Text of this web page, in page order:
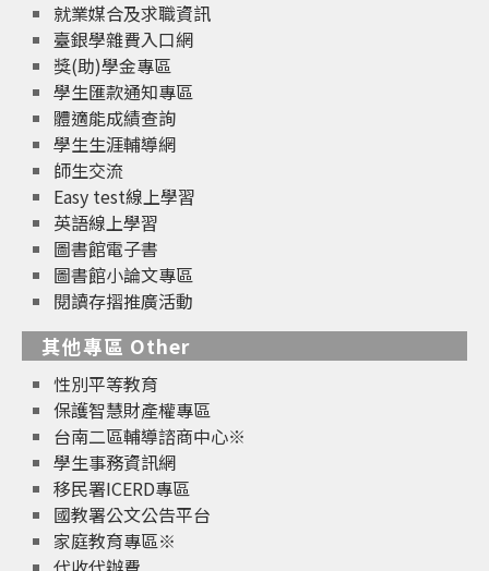
就業媒合及求職資訊
臺銀學雜費入口網
獎(助)學金專區
學生匯款通知專區
體適能成績查詢
學生生涯輔導網
師生交流
Easy test線上學習
英語線上學習
圖書館電子書
圖書館小論文專區
閱讀存摺推廣活動
其他專區 Other
性別平等教育
保護智慧財產權專區
台南二區輔導諮商中心※
學生事務資訊網
移民署ICERD專區
國教署公文公告平台
家庭教育專區※